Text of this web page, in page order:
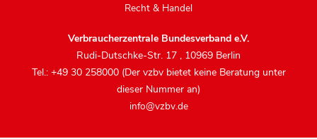
Recht & Handel
Verbraucherzentrale Bundesverband e.V.
Rudi-Dutschke-Str. 17 , 10969 Berlin
Tel.: +49 30 258000 (Der vzbv bietet keine Beratung unter
dieser Nummer an)
info@vzbv.de